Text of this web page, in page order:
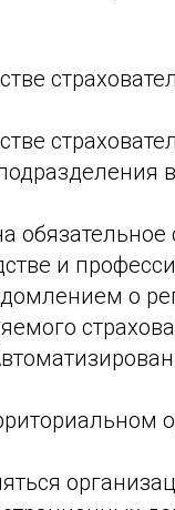
обязательное
и
‎о